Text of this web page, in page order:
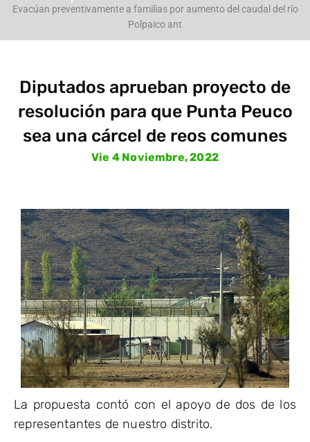
Evacúan preventivamente a familias por aumento del caudal del río
Polpaico ant
Diputados aprueban proyecto de
resolución para que Punta Peuco
sea una cárcel de reos comunes
Vie 4 Noviembre, 2022
La propuesta contó con el apoyo de dos de los
representantes de nuestro distrito.